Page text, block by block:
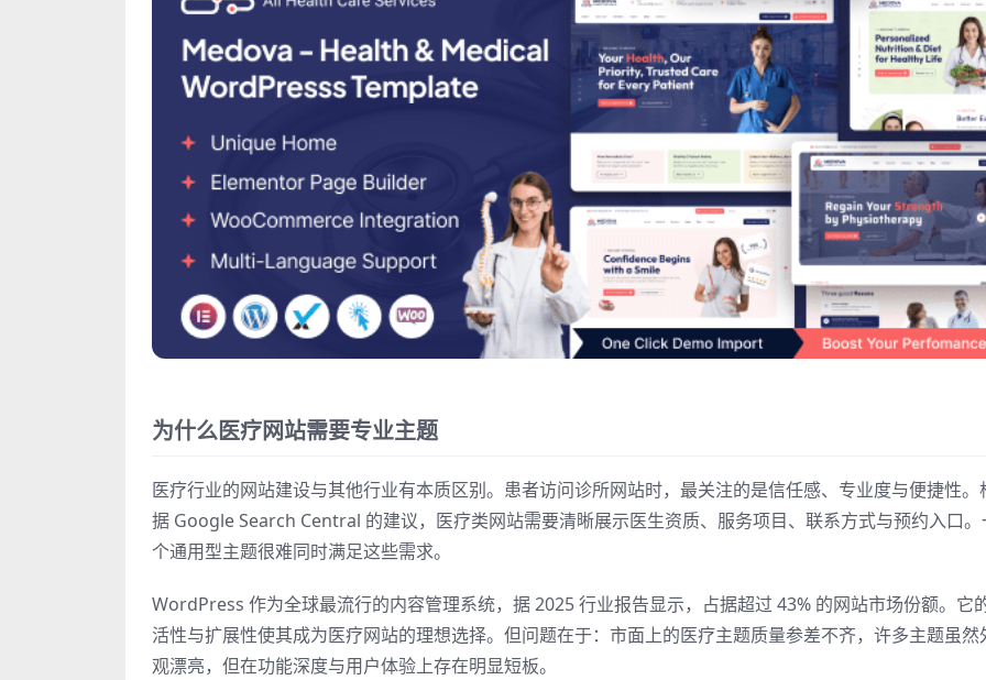
为什么医疗网站需要专业主题
医疗行业的网站建设与其他行业有本质区别。患者访问诊所网站时，最关注的是信任感、专业度与便捷性。
据 Google Search Central 的建议，医疗类网站需要清晰展示医生资质、服务项目、联系方式与预约入口。
个通用型主题很难同时满足这些需求。
WordPress 作为全球最流行的内容管理系统，据 2025 行业报告显示，占据超过 43% 的网站市场份额。它
活性与扩展性使其成为医疗网站的理想选择。但问题在于：市面上的医疗主题质量参差不齐，许多主题虽然
观漂亮，但在功能深度与用户体验上存在明显短板。